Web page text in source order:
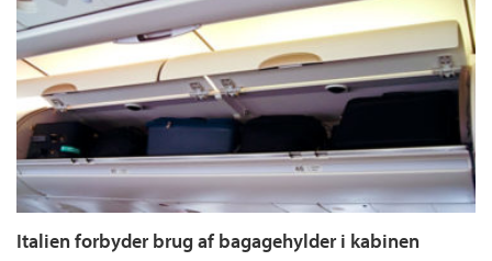
Italien forbyder brug af bagagehylder i kabinen